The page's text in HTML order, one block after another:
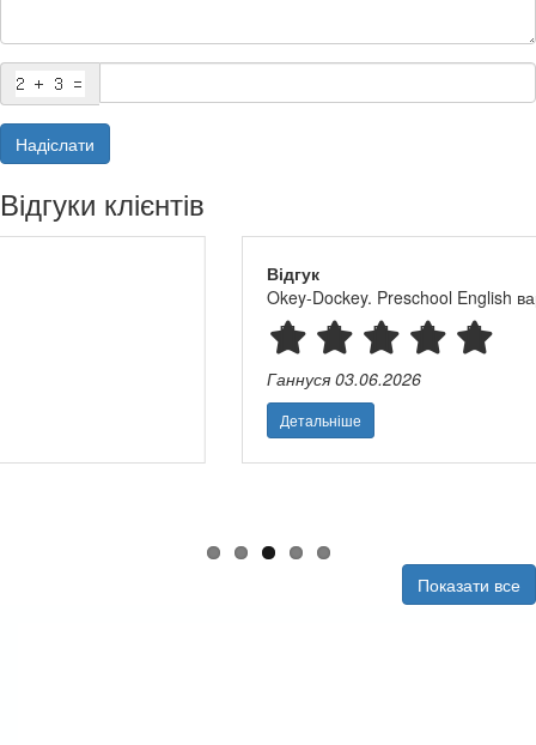
Надіслати
Відгуки клієнтів
Okey-Dockey. Preschool English вартість для дітей і вчителя
Показати все